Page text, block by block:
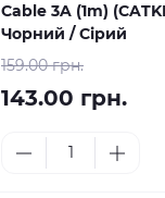
Cable 3A (1m)
Чорний / Сірий
159.00 грн.
143.00 грн.